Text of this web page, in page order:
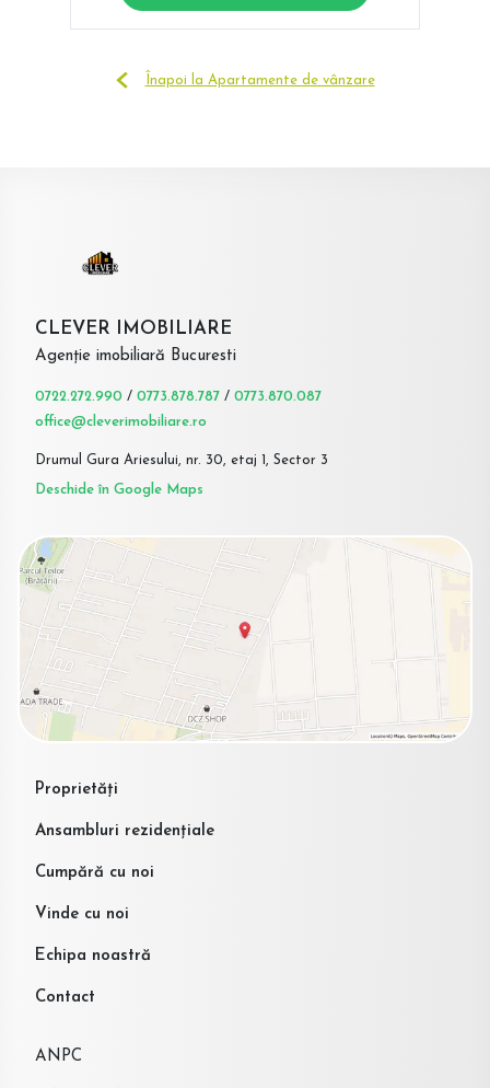
Înapoi la Apartamente de vânzare
CLEVER IMOBILIARE
Agenție imobiliară Bucuresti
0722.272.990 / 0773.878.787 / 0773.870.087
office@cleverimobiliare.ro
Drumul Gura Ariesului, nr. 30, etaj 1, Sector 3
Deschide în Google Maps
Proprietăți
Ansambluri rezidențiale
Cumpără cu noi
Vinde cu noi
Echipa noastră
Contact
ANPC